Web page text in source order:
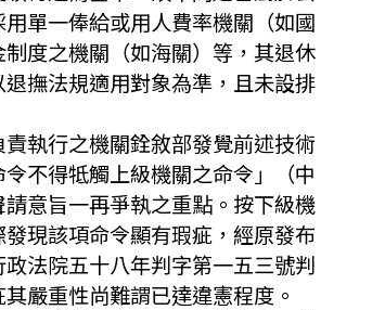
單一俸給或用人費率機關（如國
度之機關（如海關）等，其退休
撫法規適用對象為準，且未設排
執行之機關銓敘部發覺前述技術
不得牴觸上級機關之命令」（中
意旨一再爭執之重點。按下級機
現該項命令顯有瑕疵，經原發布
法院五十八年判字第一五三號判
嚴重性尚難謂已達違憲程度。